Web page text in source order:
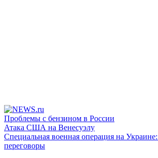
Проблемы с бензином в России
Атака США на Венесуэлу
Специальная военная операция на
переговоры